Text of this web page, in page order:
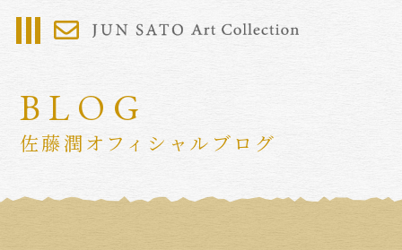
BLOG
佐藤潤オフィシャルブログ